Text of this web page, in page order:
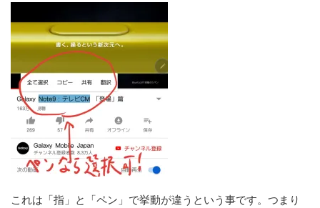
これは「指」と「ペン」で挙動が違うという事です。つまり